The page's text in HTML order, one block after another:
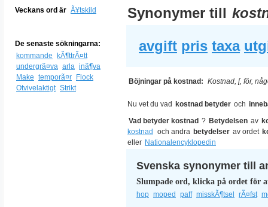
Veckans ord är Ã¥tskild
De senaste sökningarna:
kommande
kÃ¶ttrÃ¤tt
undergrã¤va arla inã¶va
Make temporã¤r
Flock
Otvivelaktigt Strikt
Synonymer till
avgift pris taxa
Böjningar på kostnad: Kostnad, [, för,
Nu vet du vad kostnad betyder och
Vad betyder kostnad ? Betydelsen av
kostnad
och andra betydelser av ordet
eller Nationalencyklopedin
Svenska synonymer till
Slumpade ord, klicka på ordet för
hop moped paff misskÃ¶tsel rÃ¤fst